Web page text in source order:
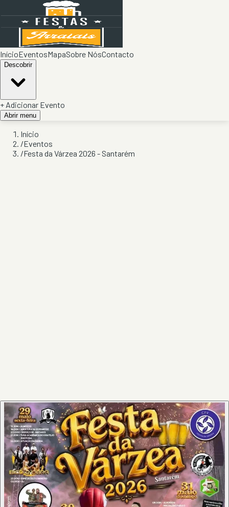
InícioEventosMapaSobre NósContacto
Descobrir
+ Adicionar Evento
Abrir menu
Início
/Eventos
/Festa da Várzea 2026 - Santarém